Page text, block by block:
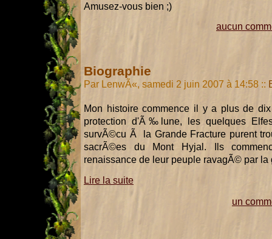
Amusez-vous bien ;)
aucun
Biographie
Par LenwÃ«, samedi 2 juin 2007 à 14:58 ::
Mon histoire commence il y a plus de
protection d'Ã‰lune, les quelques
survÃ©cu Ã la Grande Fracture purent
sacrÃ©es du Mont Hyjal. Ils
renaissance de leur peuple ravagÃ© par la
Lire la suite
un